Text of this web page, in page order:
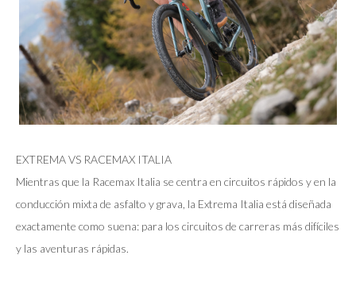
EXTREMA VS RACEMAX ITALIA
Mientras que la Racemax Italia se centra en circuitos rápidos y en la
conducción mixta de asfalto y grava, la Extrema Italia está diseñada
exactamente como suena: para los circuitos de carreras más difíciles
y las aventuras rápidas.